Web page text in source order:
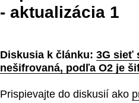
- aktualizácia 1
Diskusia k článku: 3G sieť
nešifrovaná, podľa O2 je
Prispievajte do diskusií ako